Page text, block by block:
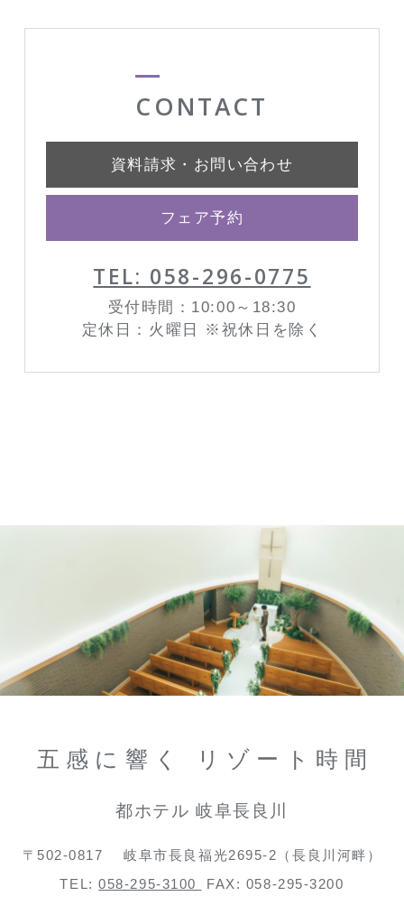
CONTACT
資料請求・お問い合わせ
フェア予約
TEL: 058-296-0775
受付時間：10:00～18:30
定休日：火曜日 ※祝休日を除く
五感に響く リゾート時間
都ホテル 岐阜長良川
〒502-0817
岐阜市長良福光2695-2（長良川河畔）
TEL:058-295-3100 FAX: 058-295-3200